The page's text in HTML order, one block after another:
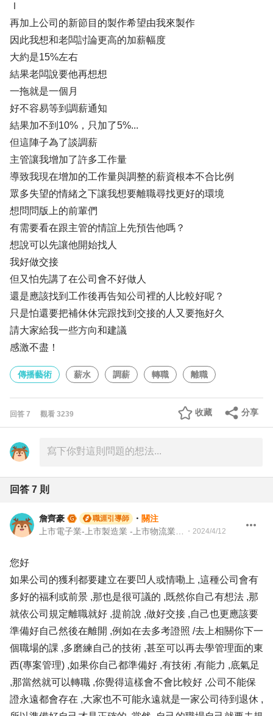
Ｉ
再加上公司的新節目的製作希望由我來製作
因此我想和老闆討論更高的加薪幅度
大約是15%左右
結果老闆說要他再想想
一拖就是一個月
好不容易等到調薪通知
結果加不到10%，只加了5%...
但這陣子為了談調薪
主管讓我增加了許多工作量
導致我現在增加的工作量與調整的薪資根本不合比例
眾多失望的情緒之下讓我想要離職尋找更好的環境
想問問版上的前輩們
有需要看在跟主管的情誼上先預告他嗎？
想說可以先讓他開始找人
我好做交接
但又怕先講了在公司會不好做人
還是應該找到工作後再告知公司裡的人比較好呢？
只是怕還要把補休休完跟找到交接的人又要拖好久
請大家給我一些方向和建議
感激不盡！
傳播藝術 薪水 調薪 轉職 離職
回答 7 觀看 3239 分享
收藏
回答 7 則
詹齊豪 職涯引導師 ・ 關注
・ 2024/4/12
您好
如果公司的獲利都要建立在要凹人或情嘞上 ,這種公司會有
多好的福利或前景 ,那也是很可議的 ,既然你自己有想法 ,那
就依公司規定離職就好 ,提前說 ,做好交接 ,自己也更應該要
準備好自己然後在離開 ,例如在去多考證照 /去上相關你下一
個職場的課 ,多磨練自己的技術 ,甚至可以再去學管理面的東
西(專案管理) ,如果你自己都準備好 ,有技術 ,有能力 ,底氣足
,那當然就可以轉職 ,你覺得這樣會不會比較好 ,公司不能保
證永遠都會存在 ,大家也不可能永遠就是一家公司待到退休 ,